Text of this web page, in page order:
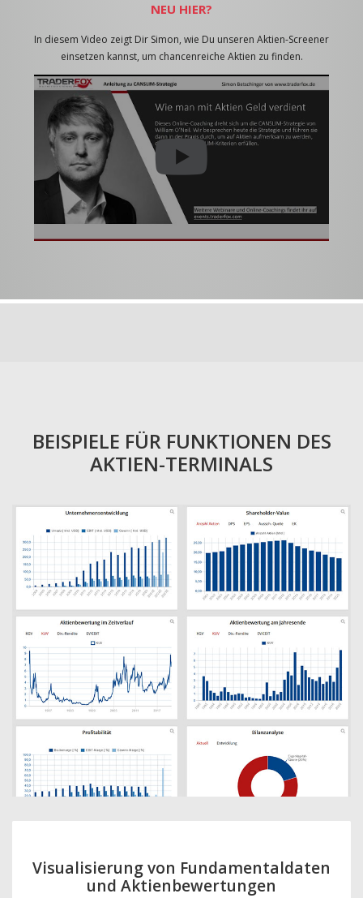
NEU HIER?
In diesem Video zeigt Dir Simon, wie Du unseren Aktien-Screener
einsetzen kannst, um chancenreiche Aktien zu finden.
BEISPIELE FÜR FUNKTIONEN DES
AKTIEN-TERMINALS
Visualisierung von Fundamentaldaten
und Aktienbewertungen